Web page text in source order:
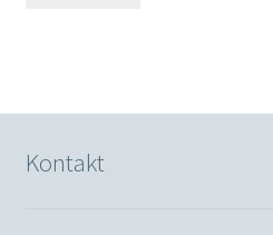
Kontakt